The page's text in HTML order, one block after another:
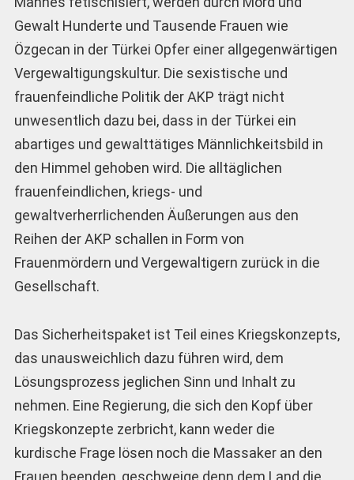
Gewalt Hunderte und Tausende Frauen wie
Özgecan in der Türkei Opfer einer allgegenwärtigen
Vergewaltigungskultur. Die sexistische und
frauenfeindliche Politik der AKP trägt nicht
unwesentlich dazu bei, dass in der Türkei ein
abartiges und gewalttätiges Männlichkeitsbild in
den Himmel gehoben wird. Die alltäglichen
frauenfeindlichen, kriegs- und
gewaltverherrlichenden Äußerungen aus den
Reihen der AKP schallen in Form von
Frauenmördern und Vergewaltigern zurück in die
Gesellschaft.
Das Sicherheitspaket ist Teil eines Kriegskonzepts,
das unausweichlich dazu führen wird, dem
Lösungsprozess jeglichen Sinn und Inhalt zu
nehmen. Eine Regierung, die sich den Kopf über
Kriegskonzepte zerbricht, kann weder die
kurdische Frage lösen noch die Massaker an den
Frauen beenden, geschweige denn dem Land die